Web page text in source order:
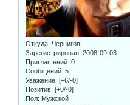
Откуда: Чернигов
Зарегистрирован: 2008-09-03
Приглашений: 0
Сообщений: 5
Уважение: [+6/-0]
Позитив: [+0/-0]
Пол: Мужской